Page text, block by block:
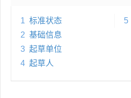
1 标准状态
2 基础信息
3 起草单位
4 起草人
5